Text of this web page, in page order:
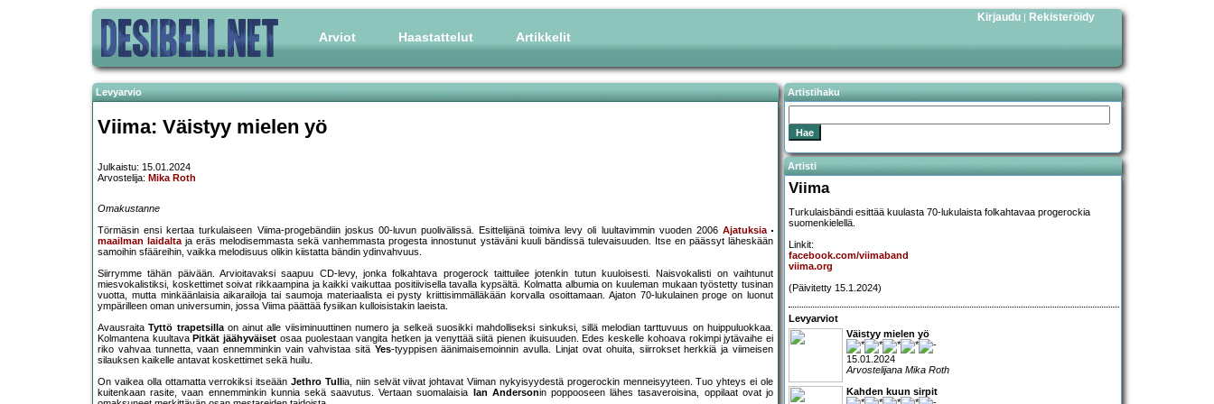
Arviot Haastattelut Artikkelit
Kirjaudu | Rekisteröidy
Levyarvio
Viima: Väistyy mielen yö
Julkaistu: 15.01.2024
Arvostelija: Mika Roth
Omakustanne
Törmäsin ensi kertaa turkulaiseen Viima-progebändiin joskus 00-luvun puolivälissä. Esittelijänä toimiva levy oli luultavimmin vuoden 2006 Ajatuksia
maailman laidaltaja eräs melodisemmasta sekä vanhemmasta progesta innostunut ystäväni kuuli bändissä tulevaisuuden. Itse en päässyt läheskään
samoihin sfääreihin, vaikka melodisuus olikin kiistatta bändin ydinvahvuus.
Siirrymme tähän päivään. Arvioitavaksi saapuu CD-levy, jonka folkahtava progerock taittuilee jotenkin tutun kuuloisesti. Naisvokalisti on vaihtunut
miesvokalistiksi, koskettimet soivat rikkaampina ja kaikki vaikuttaa positiivisella tavalla kypsältä. Kolmatta albumia on kuuleman mukaan työstetty tusinan
vuotta, mutta minkäänlaisia aikarailoja tai saumoja materiaalista ei pysty kriittisimmälläkään korvalla osoittamaan. Ajaton 70-lukulainen proge on luonut
ympärilleen oman universumin, jossa Viima päättää fysiikan kulloisistakin laeista.
AvausraitaTyttö trapetsillaon ainut alle viisiminuuttinen numero ja selkeä suosikki mahdolliseksi sinkuksi, sillä melodian tarttuvuus on huippuluokkaa.
Kolmantena kuultava Pitkät jäähyväiset osaa puolestaan vangita hetken ja venyttää siitä pienen ikuisuuden. Edes keskelle kohoava rokimpi jytävaihe ei
riko vahvaa tunnetta, vaan ennemminkin vain vahvistaa sitä Yes-tyyppisen äänimaisemoinnin avulla. Linjat ovat ohuita, siirrokset herkkiä ja viimeisen
silauksen kaikelle antavat koskettimet sekä huilu.
On vaikea olla ottamatta verrokiksi itseäänJethro Tull ia, niin selvät viivat johtavat Viiman nykyisyydestä progerockin menneisyyteen. Tuo yhteys ei ole
kuitenkaan rasite, vaan ennemminkin kunnia sekä saavutus. Vertaan suomalaisia
Ian Andersonin poppooseen lähes tasaveroisina, oppilaat ovat jo
Artistihaku
Artisti
Viima
Turkulaisbändi esittää kuulasta 70-lukulaista folkahtavaa progerockia
suomenkielellä.
Linkit:
facebook.com/viimaband
viima.org
(Päivitetty 15.1.2024)
Levyarviot
Väistyy mielen yö
15.01.2024
Arvostelijana Mika Roth
Kahden kuun sirpit